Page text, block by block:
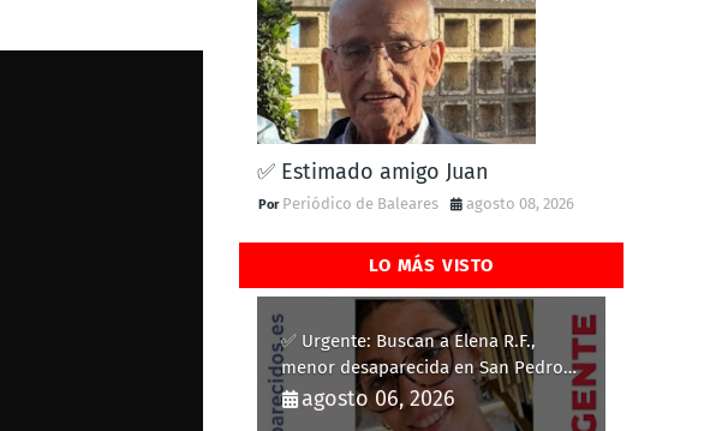
✅ Estimado amigo Juan
Periódico de Baleares agosto 08, 2026
LO MÁS VISTO
✅ Urgente: Buscan a Elena R.F.,
menor desaparecida en San Pedro
del Pinatar
agosto 06, 2026